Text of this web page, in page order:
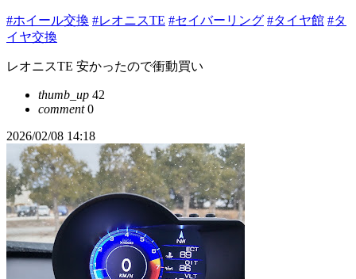
#ホイール交換 #レオニスTE #セイバーリング #タイヤ館 #タ
イヤ交換
レオニスTE 安かったので衝動買い
thumb_up 42
comment0
2026/02/08 14:18